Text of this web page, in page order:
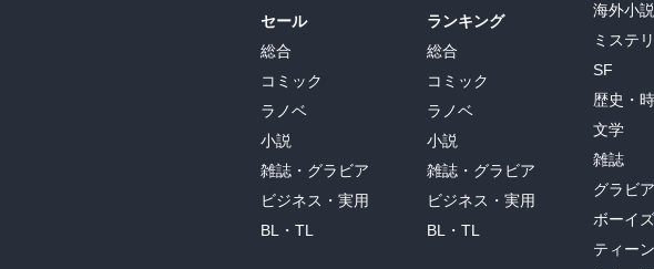
セール
総合
コミック
ラノベ
小説
雑誌・グラビア
ビジネス・実用
BL・TL
ランキング
総合
コミック
ラノベ
小説
雑誌・グラビア
ビジネス・実用
BL・TL
海外小説
ミステ
SF
歴史・
文学
雑誌
グラビ
ボーイ
ティー